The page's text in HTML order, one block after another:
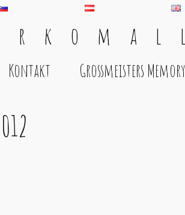
r k o m a l
Kontakt Grossmeisters Memory